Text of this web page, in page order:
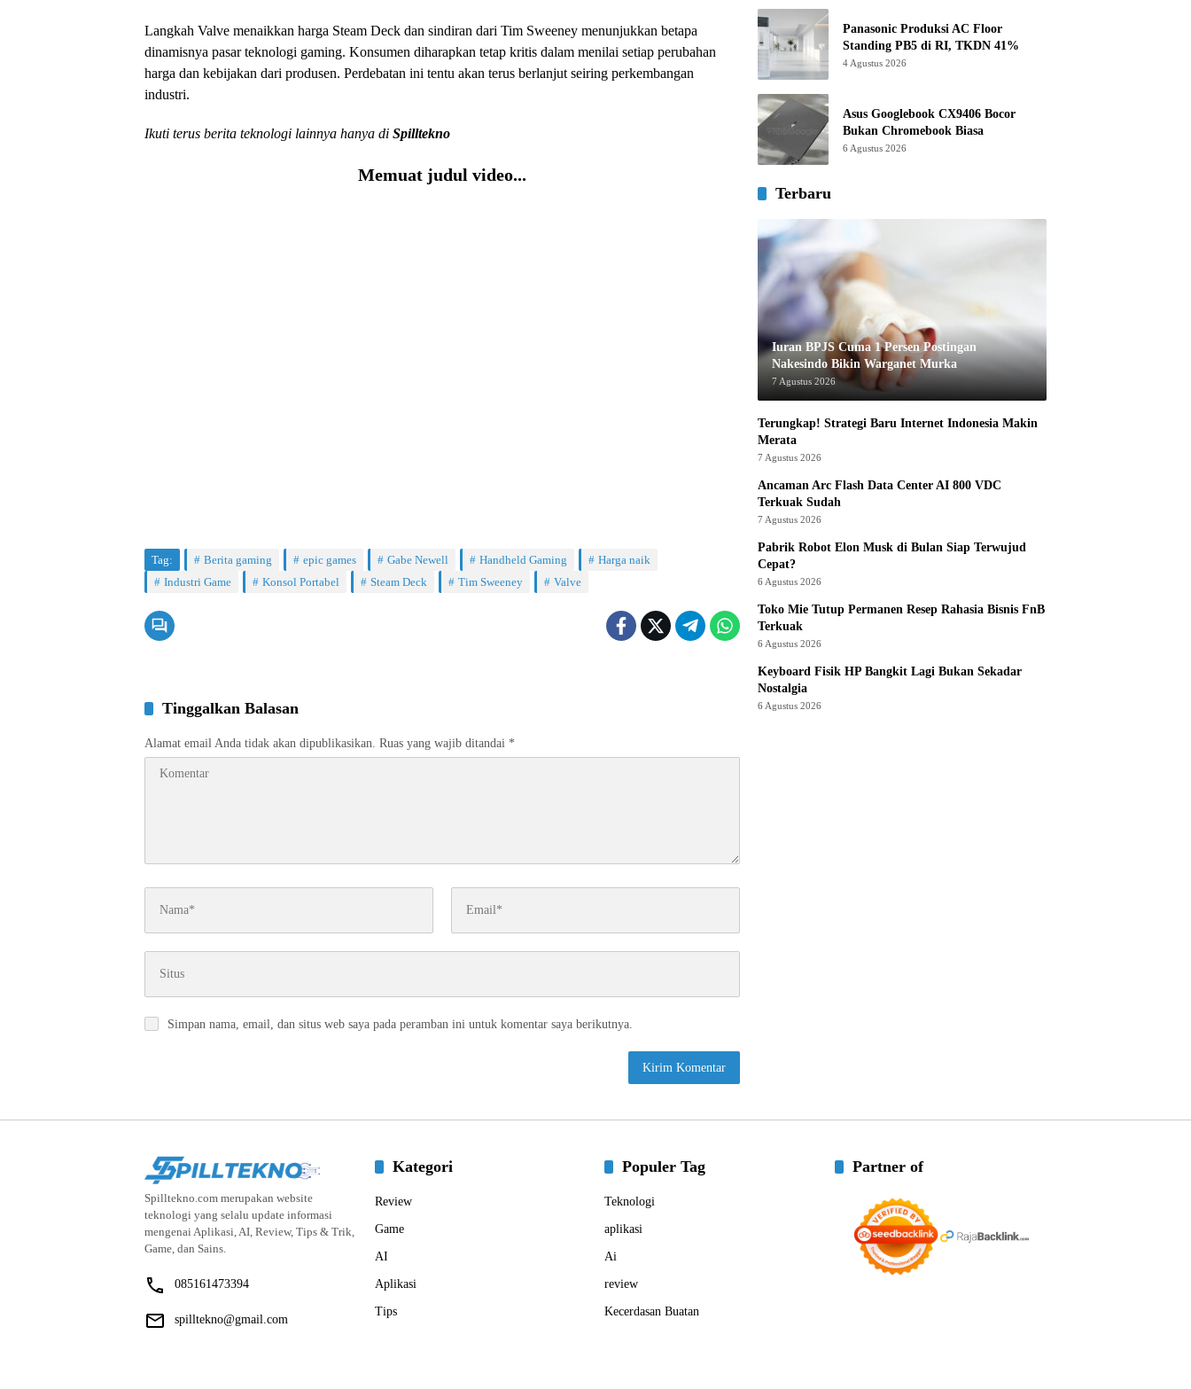
Langkah Valve menaikkan harga Steam Deck dan sindiran dari Tim Sweeney menunjukkan betapa
dinamisnya pasar teknologi gaming. Konsumen diharapkan tetap kritis dalam menilai setiap perubahan
harga dan kebijakan dari produsen. Perdebatan ini tentu akan terus berlanjut seiring perkembangan
industri.
Ikuti terus berita teknologi lainnya hanya di Spilltekno
Memuat judul video...
Tag: Berita gaming epic games Gabe Newell Handheld Gaming
Harga naik
Industri Game
Konsol Portabel Steam Deck Tim Sweeney Valve
Tinggalkan Balasan
Alamat email Anda tidak akan dipublikasikan. Ruas yang wajib ditandai *
Simpan nama, email, dan situs web saya pada peramban ini untuk komentar saya berikutnya.
Panasonic Produksi AC Floor
Standing PB5 di RI, TKDN 41%
4 Agustus 2026
Asus Googlebook CX9406 Bocor
Bukan Chromebook Biasa
6 Agustus 2026
Terbaru
Iuran BPJS Cuma 1 Persen Postingan
Nakesindo Bikin Warganet Murka
7 Agustus 2026
Terungkap! Strategi Baru Internet Indonesia Makin
Merata
7 Agustus 2026
Ancaman Arc Flash Data Center AI 800 VDC
Terkuak Sudah
7 Agustus 2026
Pabrik Robot Elon Musk di Bulan Siap Terwujud
Cepat?
6 Agustus 2026
Toko Mie Tutup Permanen Resep Rahasia Bisnis FnB
Terkuak
6 Agustus 2026
Keyboard Fisik HP Bangkit Lagi Bukan Sekadar
Nostalgia
6 Agustus 2026
Spilltekno.com merupakan website
teknologi yang selalu update informasi
mengenai Aplikasi, AI, Review, Tips & Trik,
Game, dan Sains.
085161473394
spilltekno@gmail.com
Kategori
Review
Game
AI
Aplikasi
Tips
Populer Tag
Teknologi
aplikasi
Ai
review
Kecerdasan Buatan
Partner of